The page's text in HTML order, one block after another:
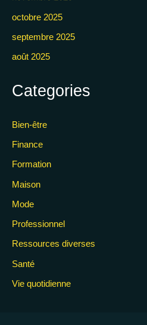
octobre 2025
septembre 2025
août 2025
Categories
Bien-être
Finance
Formation
Maison
Mode
Professionnel
Ressources diverses
Santé
Vie quotidienne